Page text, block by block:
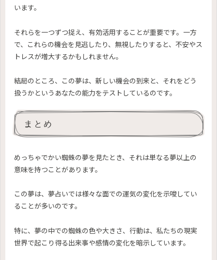
います。
それらを一つずつ捉え、有効活用することが重要です。一方
で、これらの機会を見逃したり、無視したりすると、不安やス
トレスが増大するかもしれません。
結局のところ、この夢は、新しい機会の到来と、それをどう
扱うかというあなたの能力をテストしているのです。
まとめ
めっちゃでかい蜘蛛の夢を見たとき、それは単なる夢以上の
意味を持つことがあります。
この夢は、夢占いでは様々な面での運気の変化を示唆してい
ることが多いのです。
特に、夢の中での蜘蛛の色や大きさ、行動は、私たちの現実
世界で起こり得る出来事や感情の変化を暗示しています。